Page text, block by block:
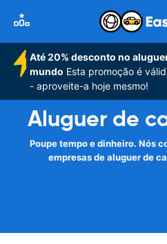
Até 20% desconto no
mundo Esta promoção é
- aproveite-a hoje mesmo!
Aluguer de
Poupe tempo e dinheiro. Nós
empresas de aluguer de